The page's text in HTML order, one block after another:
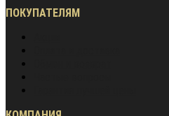
ПОКУПАТЕЛЯМ